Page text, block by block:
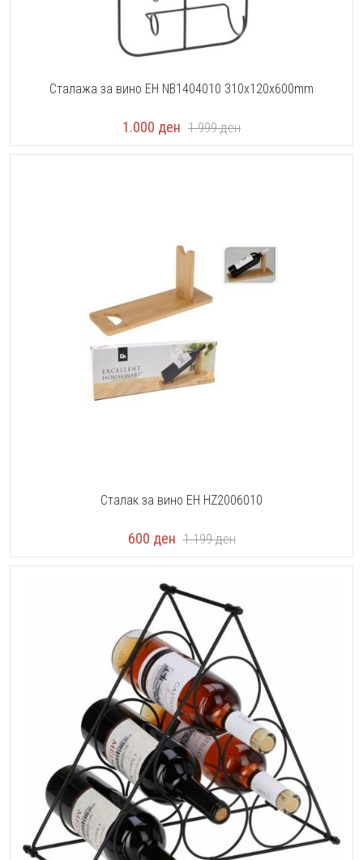
Сталажа за вино EH NB1404010 310x120x600mm
1.000 ден 1.999ден
Сталак за вино EH HZ2006010
600 ден 1.199ден